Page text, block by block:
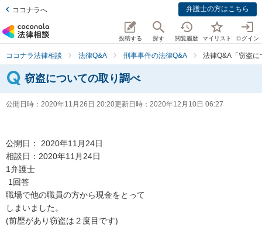
ココナラへ 弁護士の方はこちら
投稿する 探す 閲覧履歴 マイリスト ログイン
ココナラ法律相談 法律Q&A 刑事事件の法律Q&A 法律Q&A「窃盗
窃盗についての取り調べ
公開日時： 2020年11月26日 20:20更新日時： 2020年12月10日 06:27
公開日： 2020年11月24日
相談日：2020年11月24日
1弁護士
職場で他の職員の方から現金をとって
しまいました。
(前歴があり窃盗は２度目です)